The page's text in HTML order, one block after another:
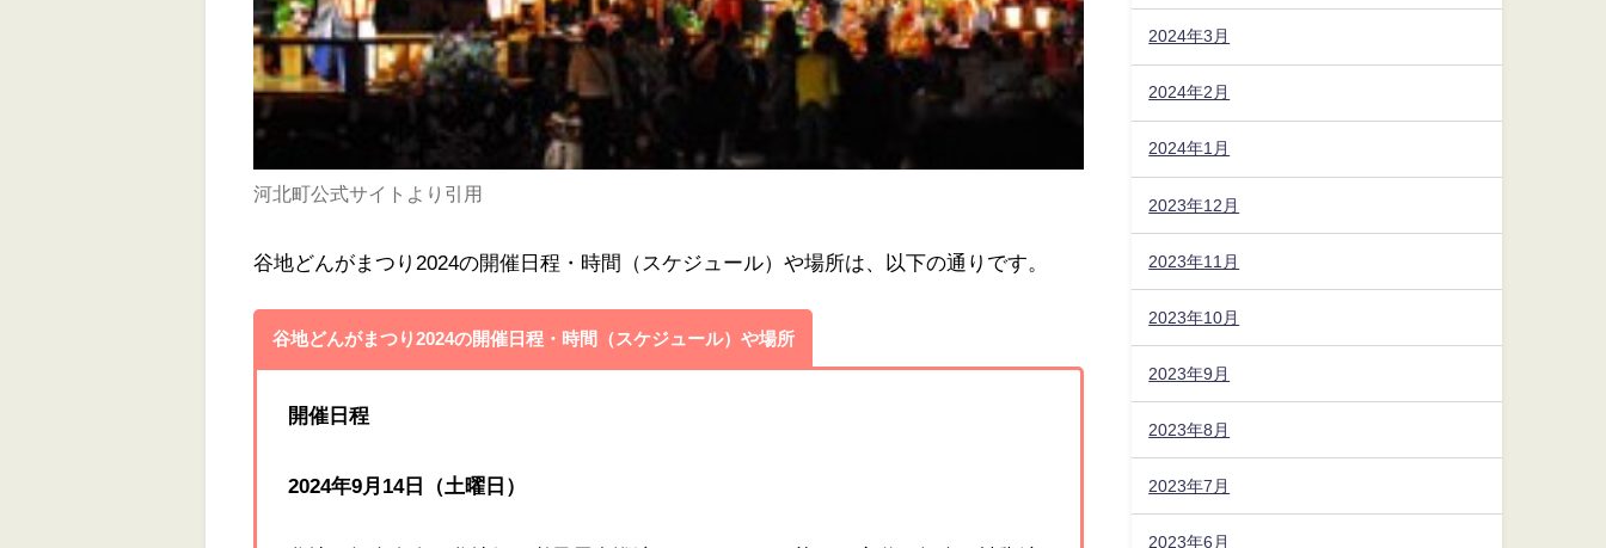
河北町公式サイトより引用
谷地どんがまつり2024の開催日程・時間（スケジュール）や場所は、以下の通りです。
谷地どんがまつり2024の開催日程・時間（スケジュール）や場所
開催日程
2024年9月14日（土曜日）
2024年3月
2024年2月
2024年1月
2023年12月
2023年11月
2023年10月
2023年9月
2023年8月
2023年7月
2023年6月